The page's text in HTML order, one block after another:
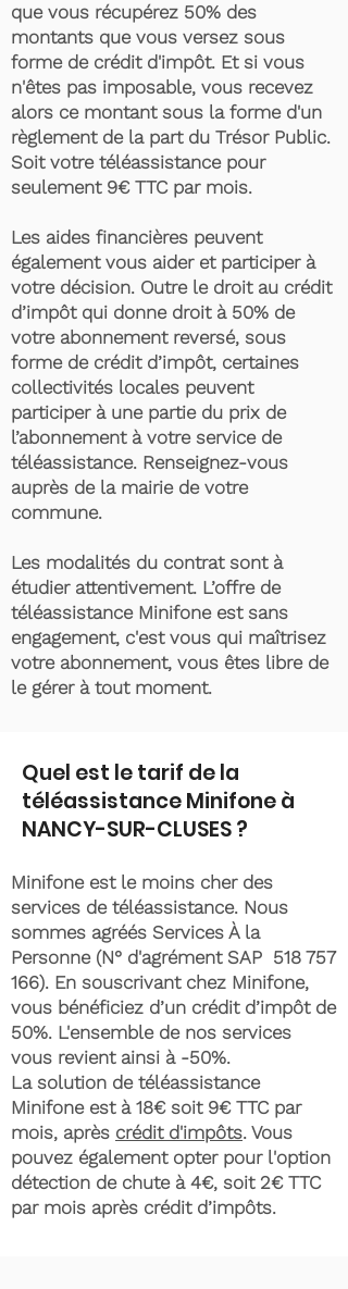
que vous récupérez 50% des
montants que vous versez sous
forme de crédit d'impôt. Et si vous
n'êtes pas imposable, vous recevez
alors ce montant sous la forme d'un
règlement de la part du Trésor Public.
Soit votre téléassistance pour
seulement 9€ TTC par mois.
Les aides financières peuvent
également vous aider et participer à
votre décision. Outre le droit au crédit
d’impôt qui donne droit à 50% de
votre abonnement reversé, sous
forme de crédit d’impôt, certaines
collectivités locales peuvent
participer à une partie du prix de
l’abonnement à votre service de
téléassistance. Renseignez-vous
auprès de la mairie de votre
commune.
Les modalités du contrat sont à
étudier attentivement. L’offre de
téléassistance Minifone est sans
engagement, c'est vous qui maîtrisez
votre abonnement, vous êtes libre de
le gérer à tout moment.
Quel est le tarif de la
téléassistance Minifone à
NANCY-SUR-CLUSES ?
Minifone est le moins cher des
services de téléassistance. Nous
sommes agréés Services À la
Personne (N° d'agrément SAP 518 757
166). En souscrivant chez Minifone,
vous bénéficiez d’un crédit d’impôt de
50%. L'ensemble de nos services
vous revient ainsi à -50%.
La solution de téléassistance
Minifone est à 18€ soit 9€ TTC par
mois, après crédit d'impôts. Vous
pouvez également opter pour l'option
détection de chute à 4€, soit 2€ TTC
par mois après crédit d’impôts.